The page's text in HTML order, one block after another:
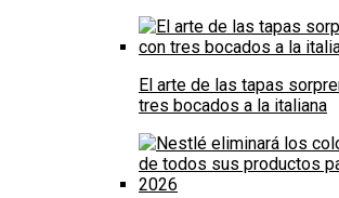
El arte de las tapas
tres bocados a la italiana